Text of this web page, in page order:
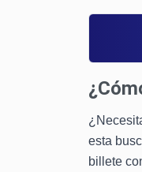
esta
billete